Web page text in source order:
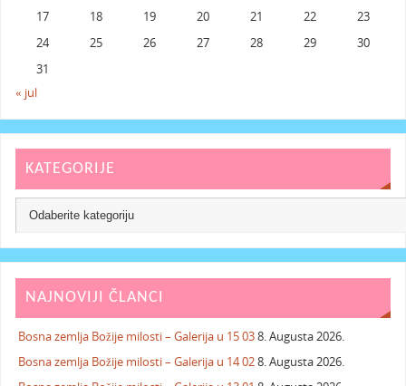
17
18 19 20 21 22
23
24
25 26 27 28 29
30
31
« jul
KATEGORIJE
NAJNOVIJI ČLANCI
Bosna zemlja Božije milosti – Galerija u 15 038. Augusta 2026.
Bosna zemlja Božije milosti – Galerija u 14 028. Augusta 2026.